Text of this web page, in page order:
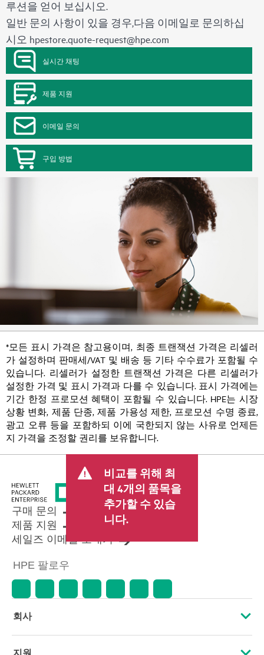
루션을 얻어 보십시오.
일반 문의 사항이 있을 경우,다음 이메일로 문의하십
시오 hpestore.quote-request@hpe.com
실시간 채팅
제품 지원
이메일 문의
구입 방법
*모든 표시 가격은 참고용이며, 최종 트랜잭션 가격은 리셀러
가 설정하며 판매세/VAT 및 배송 등 기타 수수료가 포함될 수
있습니다. 리셀러가 설정한 트랜잭션 가격은 다른 리셀러가
설정한 가격 및 표시 가격과 다를 수 있습니다. 표시 가격에는
기간 한정 프로모션 혜택이 포함될 수 있습니다. HPE는 시장
상황 변화, 제품 단종, 제품 가용성 제한, 프로모션 수명 종료,
광고 오류 등을 포함하되 이에 국한되지 않는 사유로 언제든
지 가격을 조정할 권리를 보유합니다.
비교를 위해 최
대 4개의 품목을
추가할 수 있습
니다.
구매 문의
제품 지원
세일즈 이메일 보내기
HPE 팔로우
회사
HPE 소개
지원